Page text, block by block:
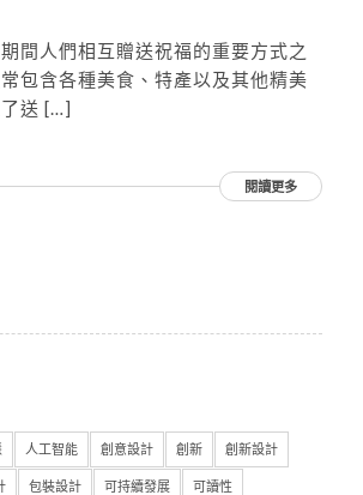
間人們相互贈送祝福的重要方式之
包含各種美食、特產以及其他精美
送 […]
閱讀更多
人工智能 創意設計 創新 創新設計
包裝設計 可持續發展 可讀性